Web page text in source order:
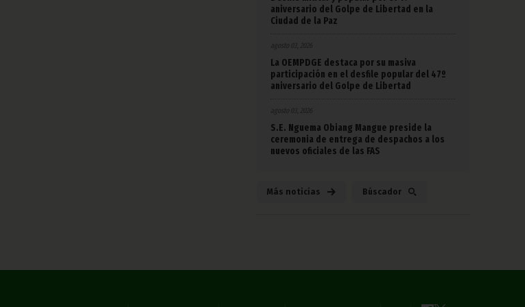
aniversario del Golpe de Libertad en la
Ciudad de la Paz
agosto 03, 2026
La OEMPDGE destaca por su masiva
participación en el desfile popular del 47º
aniversario del Golpe de Libertad
agosto 03, 2026
S.E. Nguema Obiang Mangue preside la
ceremonia de entrega de despachos a los
nuevos oficiales de las FAS
Más noticias Búscador